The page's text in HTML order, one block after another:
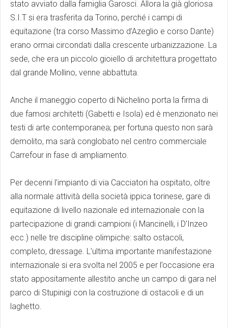
stato avviato dalla famiglia Garosci. Allora la già gloriosa
S.I.T si era trasferita da Torino, perché i campi di
equitazione (tra corso Massimo d’Azeglio e corso Dante)
erano ormai circondati dalla crescente urbanizzazione. La
sede, che era un piccolo gioiello di architettura progettato
dal grande Mollino, venne abbattuta.
Anche il maneggio coperto di Nichelino porta la firma di
due famosi architetti (Gabetti e Isola) ed è menzionato nei
testi di arte contemporanea; per fortuna questo non sarà
demolito, ma sarà conglobato nel centro commerciale
Carrefour in fase di ampliamento.
Per decenni l’impianto di via Cacciatori ha ospitato, oltre
alla normale attività della società ippica torinese, gare di
equitazione di livello nazionale ed internazionale con la
partecipazione di grandi campioni (i Mancinelli, i D’Inzeo
ecc.) nelle tre discipline olimpiche: salto ostacoli,
completo, dressage. L’ultima importante manifestazione
internazionale si era svolta nel 2005 e per l’occasione era
stato appositamente allestito anche un campo di gara nel
parco di Stupinigi con la costruzione di ostacoli e di un
laghetto.